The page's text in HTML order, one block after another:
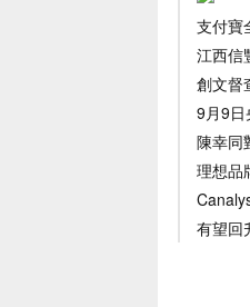
支付寶
江西信
創文督
9月9日
陳幸同
理想品
有望回